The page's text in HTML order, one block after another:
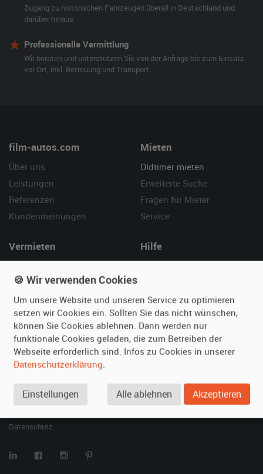
Zugang zu historischen Fahrzeugen überall in Deutschland und
darüber hinaus.
Professionelle Vermittlung
Wir beraten und unterstützen Sie von der Anfrage bis zum Einsatz
vor Ort, inkl. Betreuung und Transport.
film-autos.com
Über uns
Leistungen
Referenzen
Kundenmeinungen
Mieten
Oldtimer mieten
Erweiterte Suche
Fragen für Mieter
Service
Vermieten
Fotos senden
Fragen für Vermieter
Inserat verwalten
Hilfe
Kontakt
SPECIAL
Berühmte Filmautos –
unsere Top 10 ...
Datenschutz
🍪 Wir verwenden Cookies
Um unsere Website und unseren Service zu optimieren
setzen wir Cookies ein. Sollten Sie das nicht wünschen,
können Sie Cookies ablehnen. Dann werden nur
funktionale Cookies geladen, die zum Betreiben der
Webseite erforderlich sind. Infos zu Cookies in unserer
Datenschutzerklärung.
Einstellungen Alle ablehnen Akzeptieren